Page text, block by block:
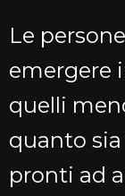
Le
emergere
quelli
quanto
pronti ad